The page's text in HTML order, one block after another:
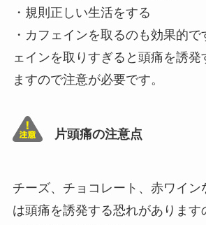
・規則正しい生活をする
・カフェインを取るのも効果的で
ェインを取りすぎると頭痛を誘発
ますので注意が必要です。
片頭痛の注意点
チーズ、チョコレート、赤ワイン
は頭痛を誘発する恐れがあります